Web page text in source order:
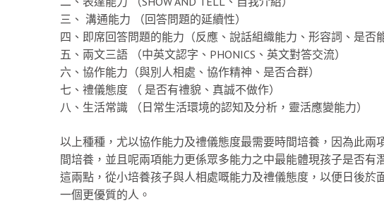
三、 溝通能力 （回答問題的延續性）
四、即席回答問題的能力（反應、說話組織能力、形容詞、是否
五、兩文三語 （中英文認字、PHONICS、英文對答交流）
六、協作能力（與別人相處、協作精神、是否合群）
七、禮儀態度 （ 是否有禮貌、真誠不做作）
八、生活常識 （日常生活環境的認知及分析，靈活應變能力）
以上種種，尤以協作能力及禮儀態度最需要時間培養，因為此兩
間培養，並且呢兩項能力更係眾多能力之中最能體現孩子是否有
這兩點，從小培養孩子與人相處嘅能力及禮儀態度，以便日後於
一個更優質的人。